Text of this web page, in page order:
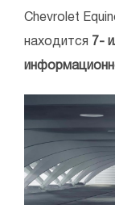
Chevrolet
находится 7-